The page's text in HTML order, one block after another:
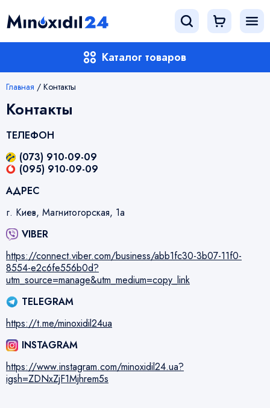
Каталог товаров
Главная / Контакты
Контакты
ТЕЛЕФОН
(073) 910-09-09
(095) 910-09-09
АДРЕС
г. Киев, Магнитогорская, 1а
VIBER
https://connect.viber.com/business/abb1fc30-3b07-11f0-
8554-e2c6fe556b0d?
utm_source=manage&utm_medium=copy_link
TELEGRAM
https://t.me/minoxidil24ua
INSTAGRAM
https://www.instagram.com/minoxidil24.ua?
igsh=ZDNxZjF1Mjhrem5s